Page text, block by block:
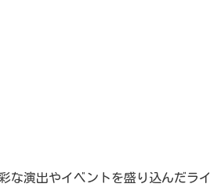
な演出やイベントを盛り込んだライ